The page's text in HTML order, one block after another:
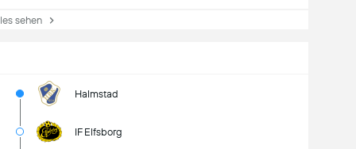
sehen
Halmstad
IF Elfsborg